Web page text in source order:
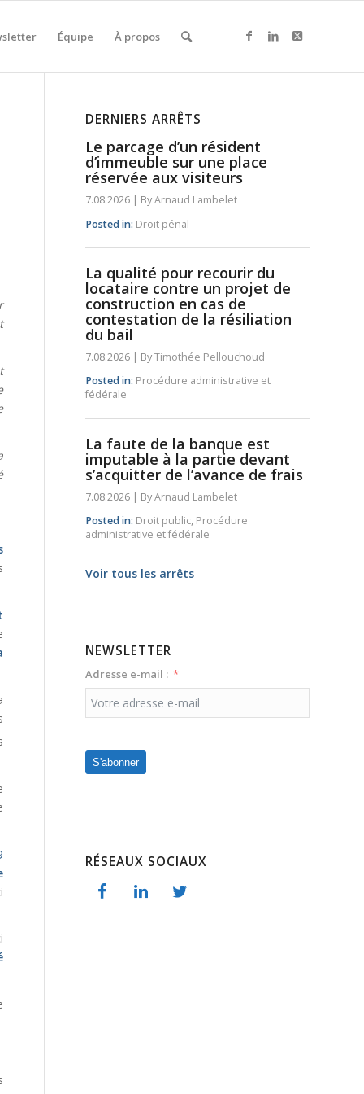
Équipe À propos
DERNIERS ARRÊTS
Le parcage d’un résident
d’immeuble sur une place
réservée aux visiteurs
7.08.2026 | ByArnaud Lambelet
Posted in: Droit pénal
La qualité pour recourir du
locataire contre un projet de
construction en cas de
contestation de la résiliation
du bail
7.08.2026 | ByTimothée Pellouchoud
Posted in: Procédure administrative et
fédérale
La faute de la banque est
imputable à la partie devant
s’acquitter de l’avance de frais
7.08.2026 | ByArnaud Lambelet
Posted in: Droit public, Procédure
administrative et fédérale
Voir tous les arrêts
NEWSLETTER
Adresse e-mail :
S'abonner
RÉSEAUX SOCIAUX